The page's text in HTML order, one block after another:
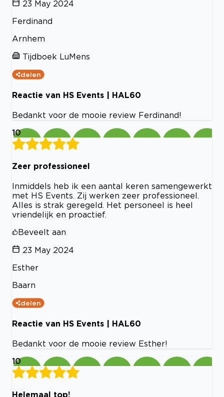
23 May 2024
Ferdinand
Arnhem
Tijdboek LuMens
delen
Reactie van HS Events | HAL60
Bedankt voor de mooie review Ferdinand!
10
Zeer professioneel
Inmiddels heb ik een aantal keren samengewerkt
met HS Events. Zij werken zeer professioneel.
Alles is strak geregeld. Het personeel is heel
vriendelijk en proactief.
Beveelt aan
23 May 2024
Esther
Baarn
delen
Reactie van HS Events | HAL60
Bedankt voor de mooie review Esther!
10
Helemaal top!